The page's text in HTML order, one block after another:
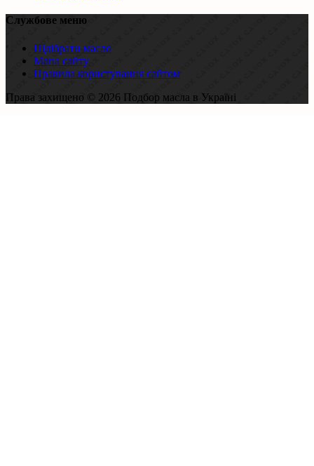
Службове меню
Підібрати масло
Мапа сайту
Правила користування сайтом
Права захищено © 2026 Подбор масла в Україні